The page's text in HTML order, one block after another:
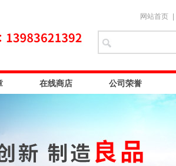
网站首页
在线商店 公司荣誉